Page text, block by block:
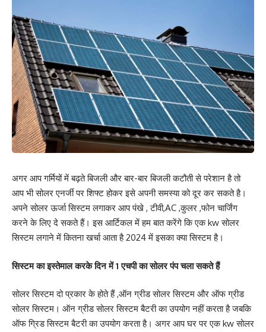
अगर आप गर्मियों में बढ़ते बिजली और बार-बार बिजली कटौती से परेशान है तो
आप भी सोलर एनर्जी पर शिफ्ट होकर इसे अपनी समस्या को दूर कर सकते है।
अपने सोलर ऊर्जा सिस्टम लगाकर आप पंखे , टीवी,AC ,कुलर ,फोन चार्जिंग
करने के लिए दे सकते हैं। इस आर्टिकल में हम बात करेंगे कि एक kw सोलर
सिस्टम लगाने में कितना खर्चा आता है 2024 में इसका क्या सिस्टम है।
सिस्टम का इस्तेमाल करके दिन में 1 एचपी का सोलर पंप चला सकते हैं
सोलर सिस्टम दो प्रकार के होते हैं ,ऑन ग्रीड सोलर सिस्टम और ऑफ ग्रीड
सोलर सिस्टम। ऑन ग्रीड सोलर सिस्टम बैटरी का उपयोग नहीं करता है जबकि
ऑफ ग्रिड सिस्टम बैटरी का उपयोग करता है। अगर आप घर पर एक kw सोलर